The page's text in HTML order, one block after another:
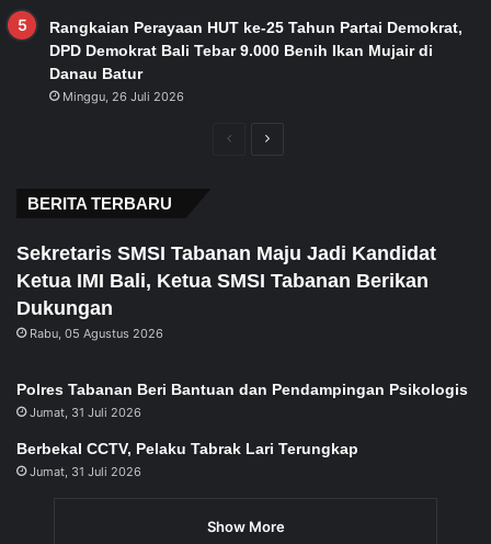
Rangkaian Perayaan HUT ke-25 Tahun Partai Demokrat,
DPD Demokrat Bali Tebar 9.000 Benih Ikan Mujair di
Danau Batur
Minggu, 26 Juli 2026
PreviousNext
BERITA TERBARU
Sekretaris SMSI Tabanan Maju Jadi Kandidat
Ketua IMI Bali, Ketua SMSI Tabanan Berikan
Dukungan
Rabu, 05 Agustus 2026
Polres Tabanan Beri Bantuan dan Pendampingan Psikologis
Jumat, 31 Juli 2026
Berbekal CCTV, Pelaku Tabrak Lari Terungkap
Jumat, 31 Juli 2026
Show More